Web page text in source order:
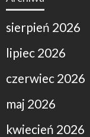
sierpień 2026
lipiec 2026
czerwiec 2026
maj 2026
kwiecień 2026